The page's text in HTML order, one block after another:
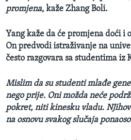
promjena, kaže Zhang Boli.
Yang kaže da će promjena doći i
On predvodi istraživanje na
često razgovara sa studentima iz
Mislim da su studenti mlađe
nego prije. Oni možda neće
pokret, niti kinesku vladu.
na osnovu svakog slučaja